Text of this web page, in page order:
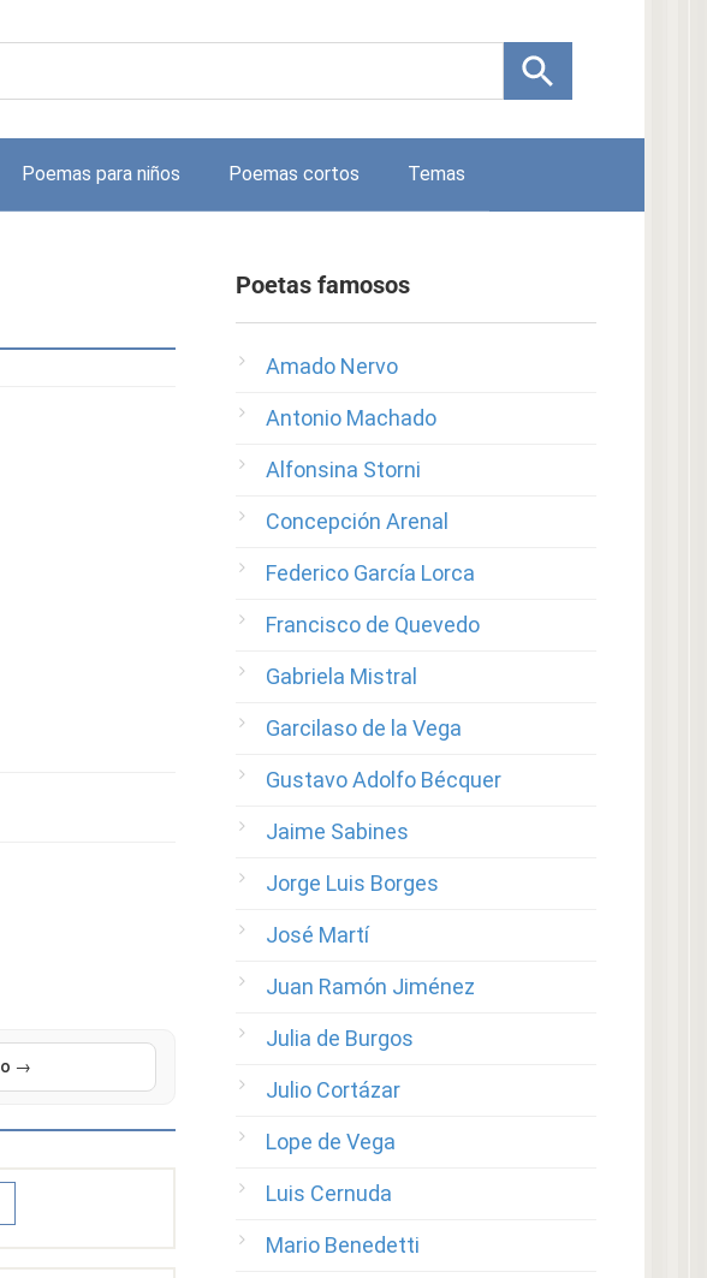
Poemas para niños Poemas cortos Temas
→
Poetas famosos
Amado Nervo
Antonio Machado
Alfonsina Storni
Concepción Arenal
Federico García Lorca
Francisco de Quevedo
Gabriela Mistral
Garcilaso de la Vega
Gustavo Adolfo Bécquer
Jaime Sabines
Jorge Luis Borges
José Martí
Juan Ramón Jiménez
Julia de Burgos
Julio Cortázar
Lope de Vega
Luis Cernuda
Mario Benedetti